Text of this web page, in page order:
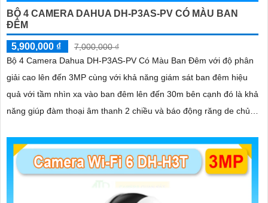
BỘ 4 CAMERA DAHUA DH-P3AS-PV CÓ MÀU BAN
ĐÊM
5,900,000 ₫
7,000,000 ₫
Bộ 4 Camera Dahua DH-P3AS-PV Có Màu Ban Đêm với độ phân
giải cao lên đến 3MP cùng với khả năng giám sát ban đêm hiệu
quả với tầm nhìn xa vào ban đêm lên đến 30m bên cạnh đó là khả
năng giúp đàm thoại âm thanh 2 chiều và báo động răng de chủ